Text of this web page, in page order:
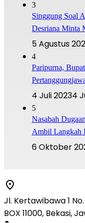
3
Singgung Soal
Desriana Minta
5 Agustus
4
Paripurna,
4 Juli 20234
5
Nasabah
Ambil Langkah
6 Oktober
Jl. Kertawibawa 1
BOX 11000, Bekasi,